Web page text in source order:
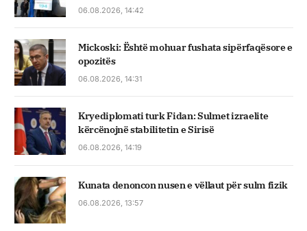
06.08.2026, 14:42
Mickoski: Është mohuar fushata sipërfaqësore e
opozitës
06.08.2026, 14:31
Kryediplomati turk Fidan: Sulmet izraelite
kërcënojnë stabilitetin e Sirisë
06.08.2026, 14:19
Kunata denoncon nusen e vëllaut për sulm fizik
06.08.2026, 13:57